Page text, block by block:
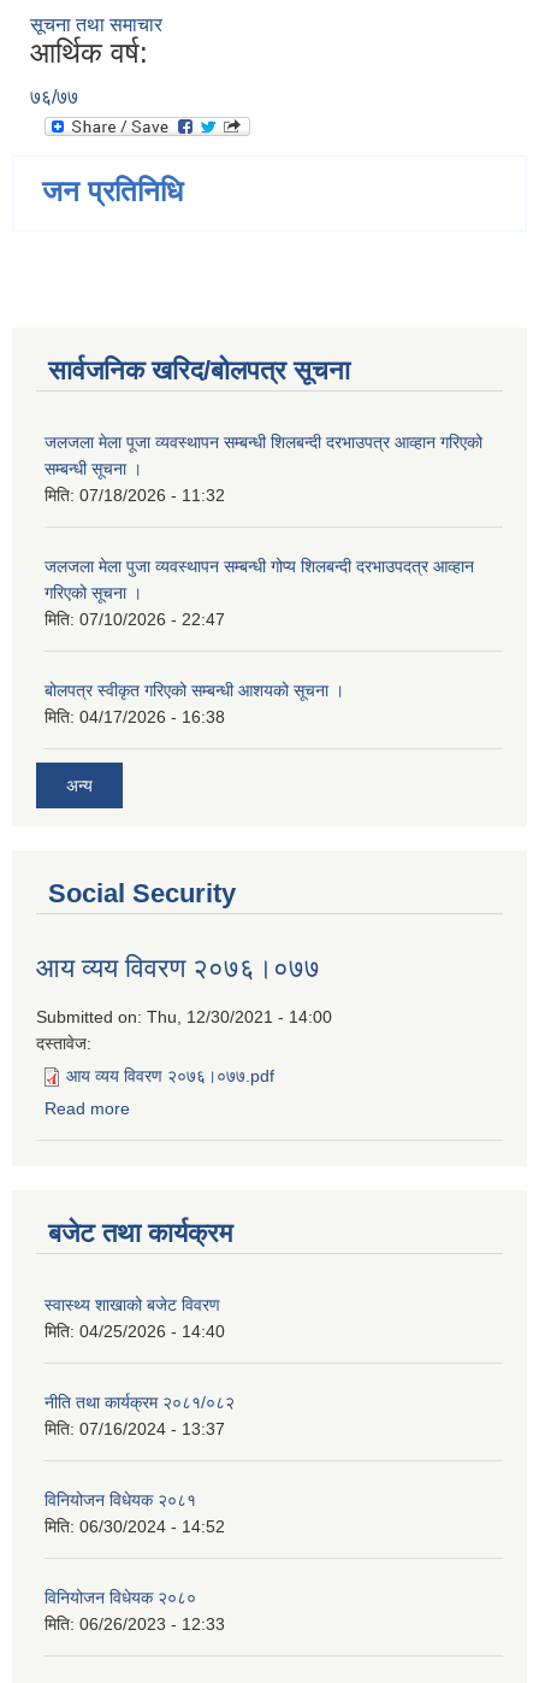
सूचना तथा समाचार
आर्थिक वर्ष:
७६/७७
जन प्रतिनिधि
सार्वजनिक खरिद/बोलपत्र सूचना
जलजला मेला पूजा व्यवस्थापन सम्बन्धी शिलबन्दी दरभाउपत्र आव्हान गरिएको
सम्बन्धी सूचना ।
मिति: 07/18/2026 - 11:32
जलजला मेला पुजा व्यवस्थापन सम्बन्धी गोप्य शिलबन्दी दरभाउपदत्र आव्हान
गरिएको सूचना ।
मिति: 07/10/2026 - 22:47
बोलपत्र स्वीकृत गरिएको सम्बन्धी आशयको सूचना ।
मिति: 04/17/2026 - 16:38
अन्य
Social Security
आय व्यय विवरण २०७६।०७७
Submitted on: Thu, 12/30/2021 - 14:00
दस्तावेज:
आय व्यय विवरण २०७६।०७७.pdf
Read more
बजेट तथा कार्यक्रम
स्वास्थ्य शाखाको बजेट विवरण
मिति: 04/25/2026 - 14:40
नीति तथा कार्यक्रम २०८१/०८२
मिति: 07/16/2024 - 13:37
विनियोजन विधेयक २०८१
मिति: 06/30/2024 - 14:52
विनियोजन विधेयक २०८०
मिति: 06/26/2023 - 12:33